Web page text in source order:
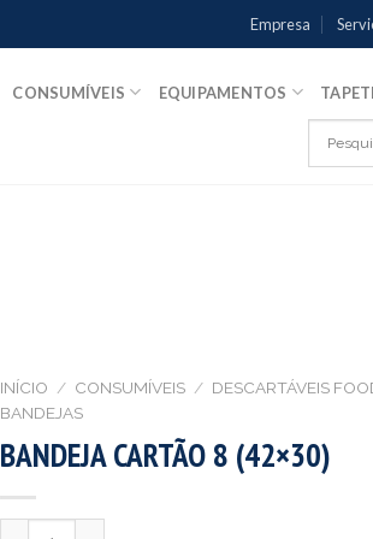
Empresa
CONSUMÍVEIS EQUIPAMENTOS
INÍCIO / CONSUMÍVEIS / DESCARTÁVEIS
BANDEJAS
BANDEJA CARTÃO 8 (42×30)